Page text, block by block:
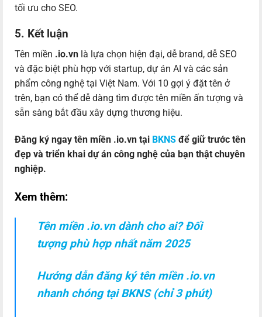
tối ưu cho SEO.
5. Kết luận
Tên miền .io.vn là lựa chọn hiện đại, dễ brand, dễ SEO
và đặc biệt phù hợp với startup, dự án AI và các sản
phẩm công nghệ tại Việt Nam. Với 10 gợi ý đặt tên ở
trên, bạn có thể dễ dàng tìm được tên miền ấn tượng và
sẵn sàng bắt đầu xây dựng thương hiệu.
Đăng ký ngay tên miền .io.vn tại BKNS để giữ trước tên
đẹp và triển khai dự án công nghệ của bạn thật chuyên
nghiệp.
Xem thêm:
Tên miền .io.vn dành cho ai? Đối
tượng phù hợp nhất năm 2025
Hướng dẫn đăng ký tên miền .io.vn
nhanh chóng tại BKNS (chỉ 3 phút)